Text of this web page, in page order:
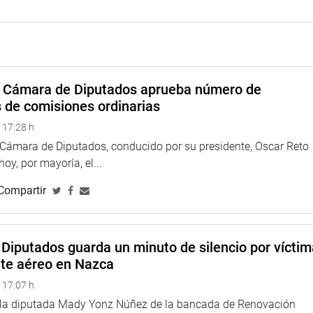
Milagro resaltó la presencia de la congresista Ramírez y de
de que viene cultivando la semilla de café sin un
problemas creados por las plagas que afectan los cultivos.
se acuerde del agricultor porque los cafetaleros de esta
de Diputados aprueba número de
comisiones ordinarias
h
de Diputados, conducido por su presidente, Oscar Reto
por mayoría, el...
guarda un minuto de silencio por
aéreo en Nazca
h
diputada Mady Yonz Núñez de la bancada de Renovación